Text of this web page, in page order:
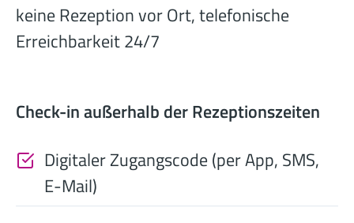
keine Rezeption vor Ort, telefonische
Erreichbarkeit 24/7
Check-in außerhalb der Rezeptionszeiten
Digitaler Zugangscode (per App, SMS,
E-Mail)